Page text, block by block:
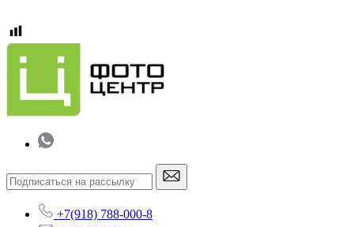
+7(918) 788-000-8